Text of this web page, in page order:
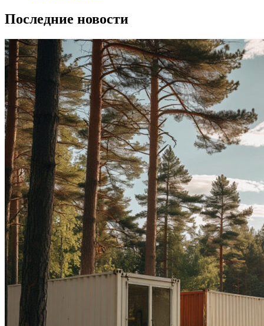
Последние новости